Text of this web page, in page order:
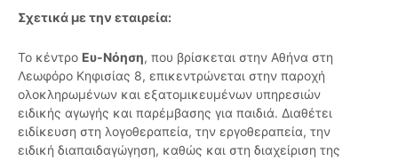
Σχετικά με την εταιρεία:
Το κέντρο Ευ-Νόηση, που βρίσκεται στην Αθήνα στη
Λεωφόρο Κηφισίας 8, επικεντρώνεται στην παροχή
ολοκληρωμένων και εξατομικευμένων υπηρεσιών
ειδικής αγωγής και παρέμβασης για παιδιά. Διαθέτει
ειδίκευση στη λογοθεραπεία, την εργοθεραπεία, την
ειδική διαπαιδαγώγηση, καθώς και στη διαχείριση της